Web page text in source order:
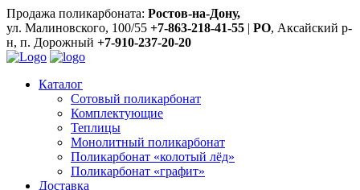
Продажа поликарбоната: Ростов-на-Дону,
ул. Малиновского, 100/55 +7-863-218-41-55 | РО, Аксайский р-
н, п. Дорожный +7-910-237-20-20
Каталог
Сотовый поликарбонат
Комплектующие
Теплицы
Монолитный поликарбонат
Поликарбонат «колотый лёд»
Поликарбонат «графит»
Доставка